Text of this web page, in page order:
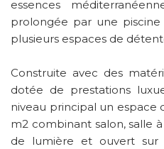
essences
prolongée par une piscine
plusieurs espaces de
Construite avec des
dotée de prestations
niveau principal un espace
m2 combinant salon, salle
de lumière et ouvert sur